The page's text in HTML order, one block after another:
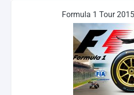
Formula 1 Tour